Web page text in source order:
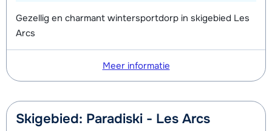
Gezellig en charmant wintersportdorp in skigebied Les
Arcs
Meer informatie
Skigebied: Paradiski - Les Arcs